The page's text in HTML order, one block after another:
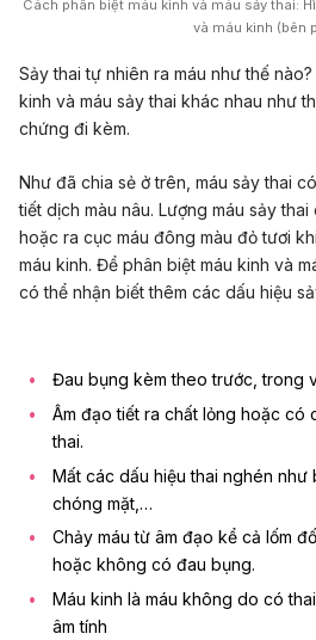
Cách phân biệt máu kinh và máu sảy thai:
và máu kinh (bên
Sảy thai tự nhiên ra máu như thế
kinh và máu sảy thai khác nhau như
chứng đi kèm.
Như đã chia sẻ ở trên, máu sảy thai
tiết dịch màu nâu. Lượng máu sảy
hoặc ra cục máu đông màu đỏ tươi
máu kinh. Để phân biệt máu kinh và
có thể nhận biết thêm các dấu hiệu
Đau bụng kèm theo trước, trong
Âm đạo tiết ra chất lỏng hoặc có
thai.
Mất các dấu hiệu thai nghén như
chóng mặt,…
Chảy máu từ âm đạo kể cả lốm
hoặc không có đau bụng.
Máu kinh là máu không do có
âm tính